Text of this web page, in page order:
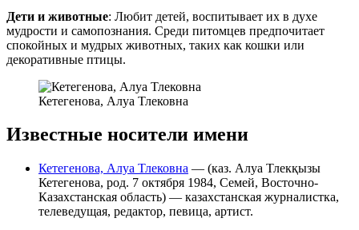
Дети и животные: Любит детей, воспитывает их в духе
мудрости и самопознания. Среди питомцев предпочитает
спокойных и мудрых животных, таких как кошки или
декоративные птицы.
Кетегенова, Алуа Тлековна
Известные носители имени
Кетегенова, Алуа Тлековна — (каз. Алуа Тлекқызы
Кетегенова, род. 7 октября 1984, Семей, Восточно-
Казахстанская область) — казахстанская журналистка,
телеведущая, редактор, певица, артист.